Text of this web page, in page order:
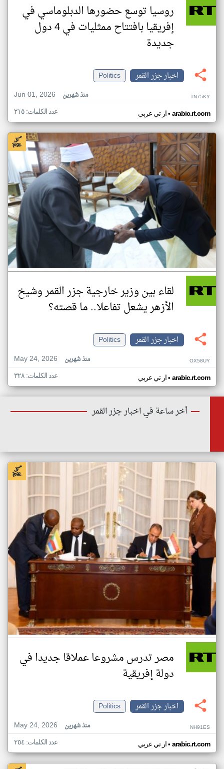
روسيا توسع حضورها الدبلوماسي في
إفريقيا بافتتاح ممثليات في 4 دول
جديدة
اخبار جزر القمر
Politics
Jun 01, 2026
منذ شهرين TN75KY
ار تي عربي• arabic.rt.com عدد الكلمات: ٢١٥
لقاء بين وزير خارجية جزر القمر وشيخ
الأزهر يشعل تفاعلا.. ما قصته؟
اخبار جزر القمر
Politics
May 24, 2026
منذ شهرين OX58UY
ار تي عربي• arabic.rt.com عدد الكلمات: ٣٢٨
أخر ساعة في اخبار جزر القمر
مصر تدرس مشروعا عملاقا جديدا في
دولة إفريقية
اخبار جزر القمر
Politics
May 24, 2026
منذ شهرين NH91ES
ار تي عربي• arabic.rt.com عدد الكلمات: ٢٥٤